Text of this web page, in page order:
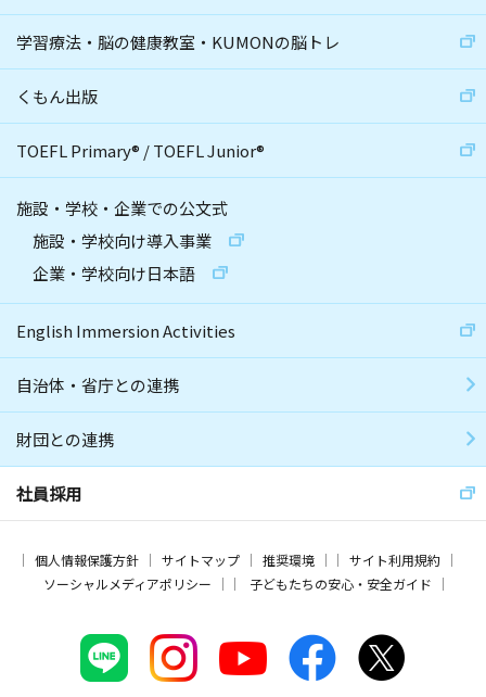
学習療法・脳の健康教室・KUMONの脳トレ
くもん出版
TOEFL Primary® /TOEFL Junior®
施設・学校・企業での公文式
施設・学校向け導入事業
企業・学校向け日本語
English Immersion Activities
自治体・省庁との連携
財団との連携
社員採用
個人情報保護方針 サイトマップ 推奨環境
サイト利用規約
ソーシャルメディアポリシー
子どもたちの安心・安全ガイド